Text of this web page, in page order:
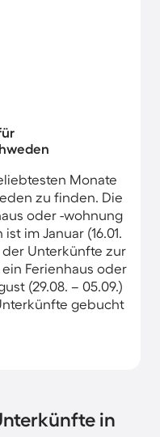
Monate
zu finden. Die
oder -wohnung
im Januar (16.01.
der Unterkünfte zur
Ferienhaus oder
(29.08. – 05.09.)
gebucht
in